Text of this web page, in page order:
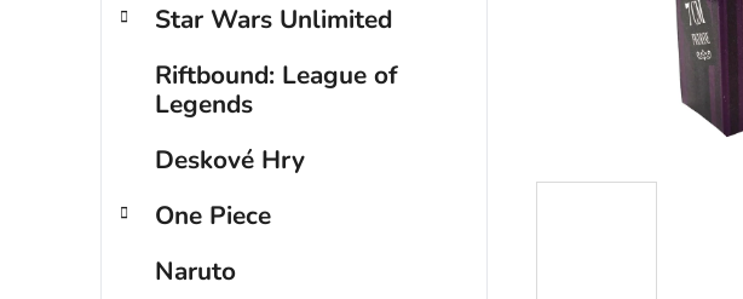
i
Star Wars Unlimited
Riftbound: League of
Legends
Deskové Hry
One Piece
Naruto